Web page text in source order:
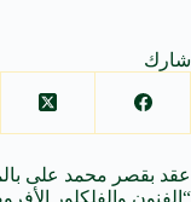
شارك
عقد بقصر محمد على